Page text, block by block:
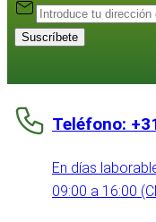
Suscríbete
Teléfono:
En días
09:00 a 16:00